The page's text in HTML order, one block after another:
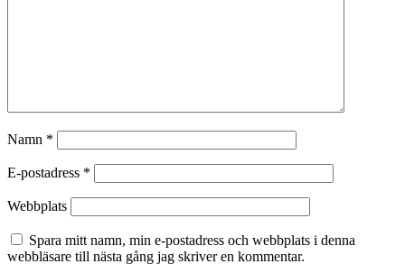
Namn *
E-postadress *
Webbplats
Spara mitt namn, min e-postadress och webbplats i denna
webbläsare till nästa gång jag skriver en kommentar.